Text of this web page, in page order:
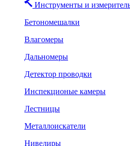
Инструменты и
Бетономешалки
Влагомеры
Дальномеры
Детектор проводки
Инспекционые камеры
Лестницы
Металлоискатели
Нивелиры